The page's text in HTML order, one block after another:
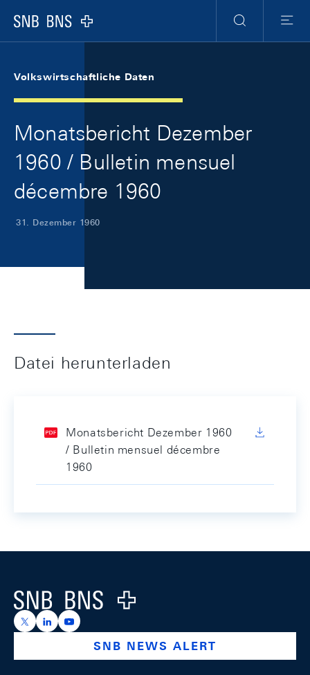
Logo
Suche
Menu
Volkswirtschaftliche Daten
Monatsbericht Dezember
1960 / Bulletin mensuel
décembre 1960
31. Dezember 1960
Datei herunterladen
Monatsbericht Dezember 1960
/ Bulletin mensuel décembre
1960
Logo
https://x.com/snb_bns
https://ch.linkedin.com/company/swiss-national-
https://www.youtube.com/@swissnationalbank
SNB NEWS ALERT